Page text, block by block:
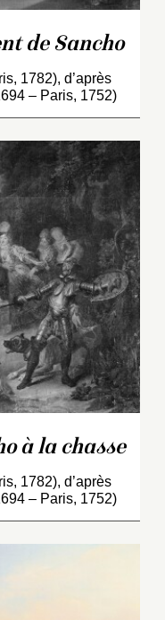
de Sancho
1782), d’après
– Paris, 1752)
à la chasse
1782), d’après
– Paris, 1752)